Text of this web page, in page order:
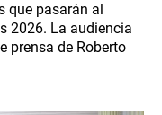
que pasarán al
2026. La audiencia
prensa de Roberto